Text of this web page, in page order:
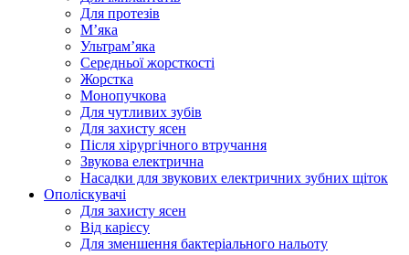
Для протезів
Мʼяка
Ультрамʼяка
Середньої жорсткості
Жорстка
Монопучкова
Для чутливих зубів
Для захисту ясен
Після хірургічного втручання
Звукова електрична
Насадки для звукових електричних зубних щіток
Ополіскувачі
Для захисту ясен
Від карієсу
Для зменшення бактеріального нальоту